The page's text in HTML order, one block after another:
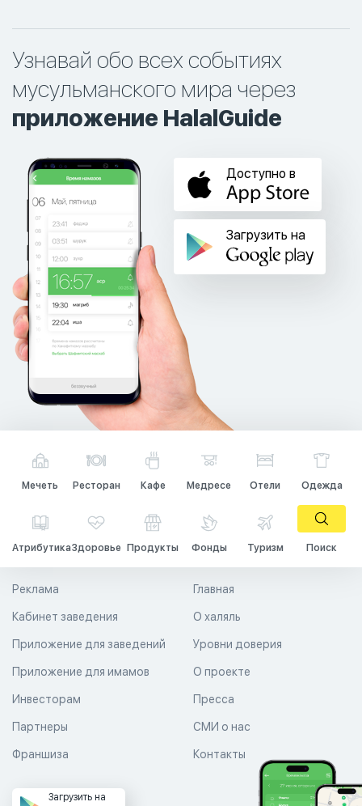
Узнавай обо всех событиях
мусульманского мира через
приложение HalalGuide
Доступно в
Загрузить на
Мечеть Ресторан Кафе Медресе Отели Одежда
АтрибутикаЗдоровье Продукты Фонды Туризм Поиск
Главная
О халяль
Уровни доверия
Реклама
Кабинет заведения
Приложение для заведений
Приложение для имамов О проекте
Пресса
СМИ о нас
Контакты
Инвесторам
Партнеры
Франшиза
Загрузить на